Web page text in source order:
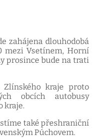
zahájena dlouhodobá
mezi Vsetínem, Horní
prosince bude na trati
Zlínského kraje proto
obcích autobusy
kraje.
také přeshraniční
Púchovem.